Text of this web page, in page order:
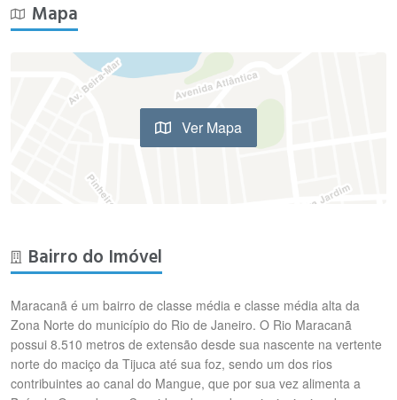
Mapa
Ver Mapa
Bairro do Imóvel
Maracanã é um bairro de classe média e classe média alta da
Zona Norte do município do Rio de Janeiro. O Rio Maracanã
possui 8.510 metros de extensão desde sua nascente na vertente
norte do maciço da Tijuca até sua foz, sendo um dos rios
contribuintes ao canal do Mangue, que por sua vez alimenta a